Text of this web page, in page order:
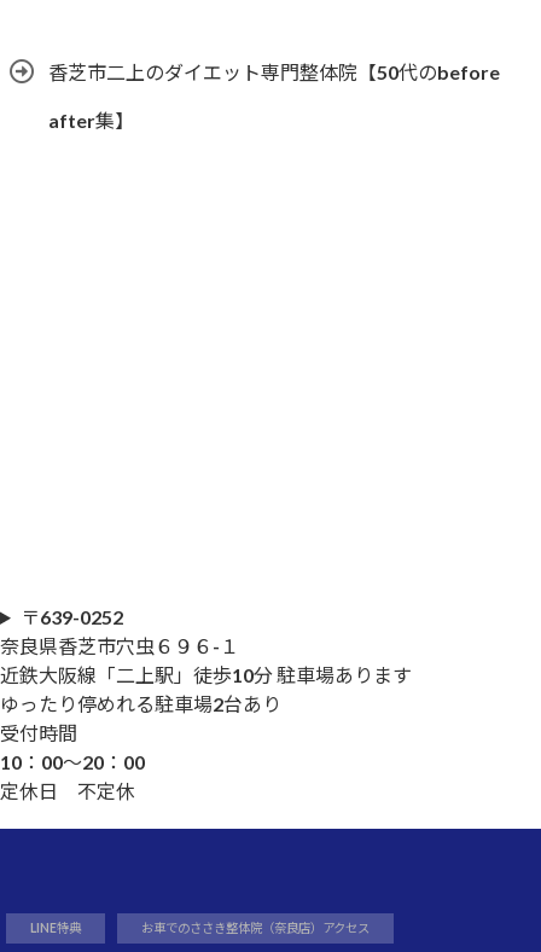
香芝市二上のダイエット専門整体院【50代のbefore
after集】
〒639-0252
奈良県香芝市穴虫６９６-１
近鉄大阪線「二上駅」徒歩10分 駐車場あります
ゆったり停めれる駐車場2台あり
受付時間
10：00～20：00
定休日 不定休
LINE特典 お車でのささき整体院（奈良店）アクセス